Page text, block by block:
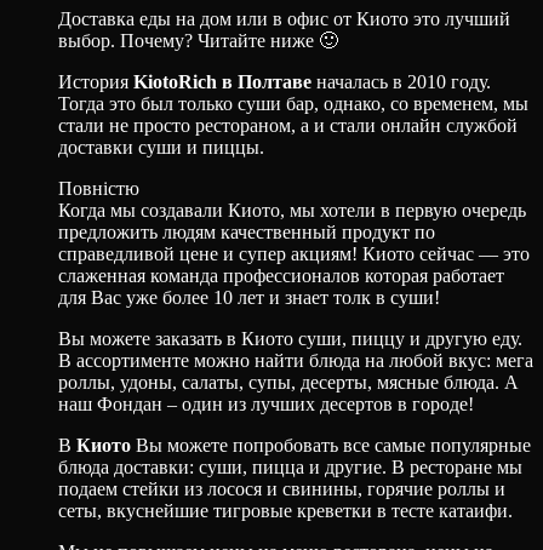
Доставка еды на дом или в офис от Киото это лучший
выбор. Почему? Читайте ниже 🙂
История KiotoRich в Полтаве началась в 2010 году.
Тогда это был только суши бар, однако, со временем, мы
стали не просто рестораном, а и стали онлайн службой
доставки суши и пиццы.
Повністю
Когда мы создавали Киото, мы хотели в первую очередь
предложить людям качественный продукт по
справедливой цене и супер акциям! Киото сейчас — это
слаженная команда профессионалов которая работает
для Вас уже более 10 лет и знает толк в суши!
Вы можете заказать в Киото суши, пиццу и другую еду.
В ассортименте можно найти блюда на любой вкус: мега
роллы, удоны, салаты, супы, десерты, мясные блюда. А
наш Фондан – один из лучших десертов в городе!
В Киото Вы можете попробовать все самые популярные
блюда доставки: суши, пицца и другие. В ресторане мы
подаем стейки из лосося и свинины, горячие роллы и
сеты, вкуснейшие тигровые креветки в тесте катаифи.